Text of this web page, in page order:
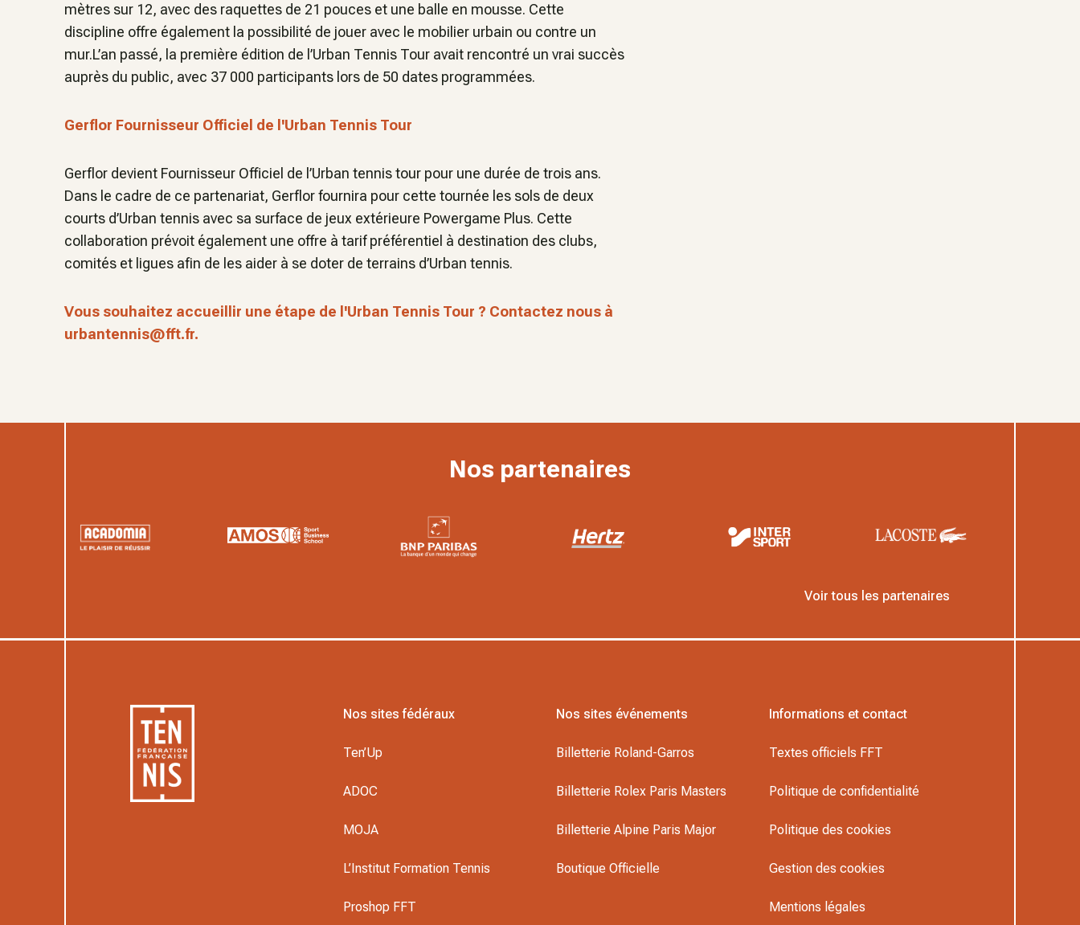
mètres sur 12, avec des raquettes de 21 pouces et une balle en mousse. Cette
discipline offre également la possibilité de jouer avec le mobilier urbain ou contre un
mur.L’an passé, la première édition de l’Urban Tennis Tour avait rencontré un vrai succès
auprès du public, avec 37 000 participants lors de 50 dates programmées.
Gerflor Fournisseur Officiel de l'Urban Tennis Tour
Gerflor devient Fournisseur Officiel de l’Urban tennis tour pour une durée de trois ans.
Dans le cadre de ce partenariat, Gerflor fournira pour cette tournée les sols de deux
courts d’Urban tennis avec sa surface de jeux extérieure Powergame Plus. Cette
collaboration prévoit également une offre à tarif préférentiel à destination des clubs,
comités et ligues afin de les aider à se doter de terrains d’Urban tennis.
Vous souhaitez accueillir une étape de l'Urban Tennis Tour ? Contactez nous à
urbantennis@fft.fr.
Nos partenaires
Voir tous les partenaires
Nos sites fédéraux
Ten’Up
ADOC
MOJA
L’Institut Formation Tennis
Proshop FFT
Nos sites événements
Billetterie Roland-Garros
Billetterie Rolex Paris Masters
Billetterie Alpine Paris Major
Boutique Officielle
Informations et contact
Textes officiels FFT
Politique de confidentialité
Politique des cookies
Gestion des cookies
Mentions légales